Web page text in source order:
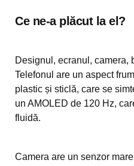
Ce ne-a plăcut la el?
Designul, ecranul, camera,
Telefonul are un aspect
plastic și sticlă, care se
un AMOLED de 120 Hz,
fluidă.
Camera are un senzor